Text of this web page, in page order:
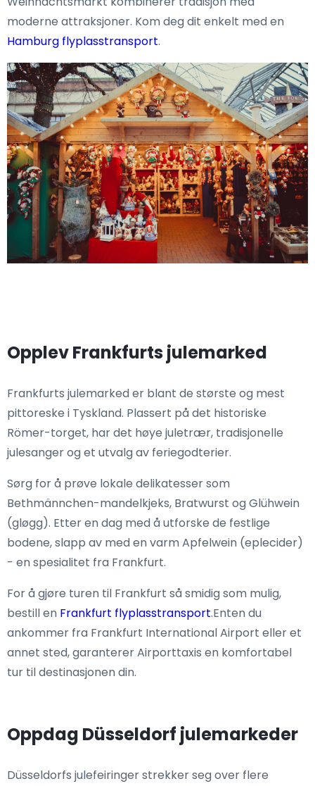
moderne attraksjoner. Kom deg dit enkelt med en
Hamburg flyplasstransport.
Opplev Frankfurts julemarked
Frankfurts julemarked er blant de største og mest
pittoreske i Tyskland. Plassert på det historiske
Römer-torget, har det høye juletrær, tradisjonelle
julesanger og et utvalg av feriegodterier.
Sørg for å prøve lokale delikatesser som
Bethmännchen-mandelkjeks, Bratwurst og Glühwein
(gløgg). Etter en dag med å utforske de festlige
bodene, slapp av med en varm Apfelwein (eplecider)
- en spesialitet fra Frankfurt.
For å gjøre turen til Frankfurt så smidig som mulig,
bestill en Frankfurt flyplasstransport.Enten du
ankommer fra Frankfurt International Airport eller et
annet sted, garanterer Airporttaxis en komfortabel
tur til destinasjonen din.
Oppdag Düsseldorf julemarkeder
Düsseldorfs julefeiringer strekker seg over flere